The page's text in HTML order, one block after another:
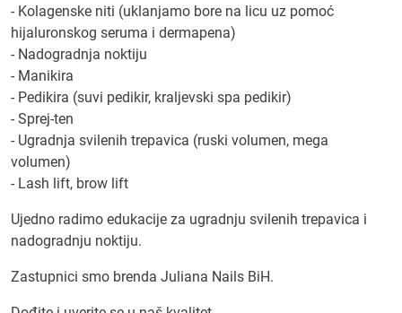
- Kolagenske niti (uklanjamo bore na licu uz pomoć
hijaluronskog seruma i dermapena)
- Nadogradnja noktiju
- Manikira
- Pedikira (suvi pedikir, kraljevski spa pedikir)
- Sprej-ten
- Ugradnja svilenih trepavica (ruski volumen, mega
volumen)
- Lash lift, brow lift
Ujedno radimo edukacije za ugradnju svilenih trepavica i
nadogradnju noktiju.
Zastupnici smo brenda Juliana Nails BiH.